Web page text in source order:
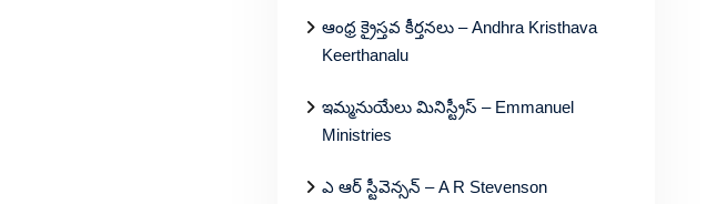
ఆంధ్ర క్రైస్తవ కీర్తనలు – Andhra Kristhava
Keerthanalu
ఇమ్మనుయేలు మినిస్ట్రీస్ – Emmanuel
Ministries
ఎ ఆర్ స్టీవెన్సన్ – A R Stevenson